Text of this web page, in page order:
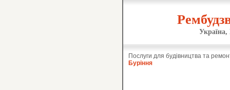
Україна,
Послуги для будівництва та
Буріння